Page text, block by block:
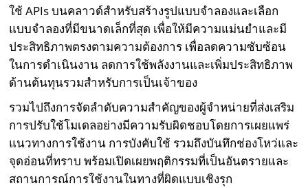
ใช้ APIs บนคลาวด์สำหรับสร้างรูปแบบจำลองและเลือก
แบบจำลองที่มีขนาดเล็กที่สุด เพื่อให้มีความแม่นยำและมี
ประสิทธิภาพตรงตามความต้องการ เพื่อลดความซับซ้อน
ในการดำเนินงาน ลดการใช้พลังงานและเพิ่มประสิทธิภาพ
ด้านต้นทุนรวมสำหรับการเป็นเจ้าของ
รวมไปถึงการจัดลำดับความสำคัญของผู้จำหน่ายที่ส่งเสริม
การปรับใช้โมเดลอย่างมีความรับผิดชอบโดยการเผยแพร่
แนวทางการใช้งาน การบังคับใช้ รวมถึงบันทึกช่องโหว่และ
จุดอ่อนที่ทราบ พร้อมเปิดเผยพฤติกรรมที่เป็นอันตรายและ
สถานการณ์การใช้งานในทางที่ผิดแบบเชิงรุก